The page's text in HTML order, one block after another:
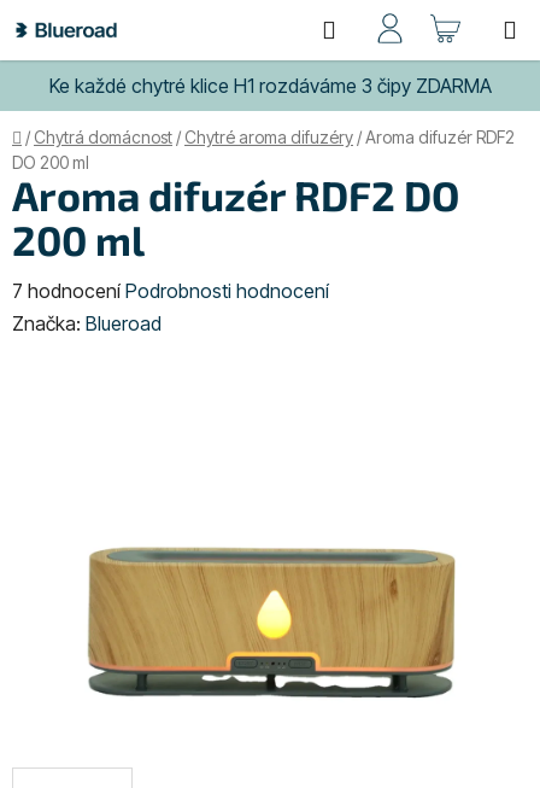
na
obsah
Ke každé chytré klice H1 rozdáváme 3 čipy ZDARMA
Hledat
KOŠÍK
Domů
/ Chytrá domácnost / Chytré aroma difuzéry /Aroma difuzér RDF2
DO 200 ml
Aroma difuzér RDF2 DO
200 ml
Průměrné
hodnocení
7 hodnocení Podrobnosti hodnocení
Značka: Blueroad